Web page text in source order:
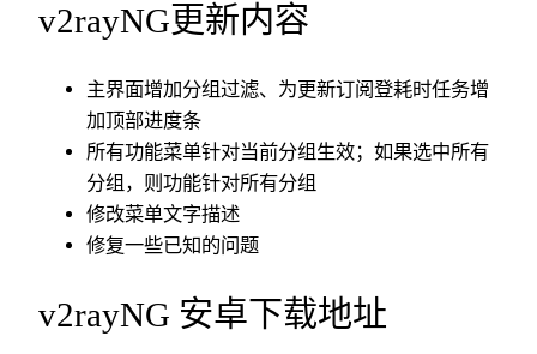
v2rayNG更新内容
主界面增加分组过滤、为更新订阅登耗时任务增
加顶部进度条
所有功能菜单针对当前分组生效；如果选中所有
分组，则功能针对所有分组
修改菜单文字描述
修复一些已知的问题
v2rayNG 安卓下载地址